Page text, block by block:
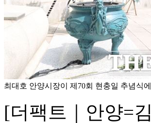
최대호 안양시장이 제70회 현충일 추념식
[더팩트｜안양=